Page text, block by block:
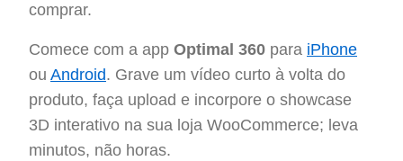
comprar.
Comece com a app Optimal 360 para iPhone
ou Android. Grave um vídeo curto à volta do
produto, faça upload e incorpore o showcase
3D interativo na sua loja WooCommerce; leva
minutos, não horas.